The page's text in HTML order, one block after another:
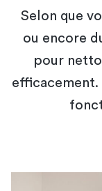
Selon que
ou encore
pour
efficacement.